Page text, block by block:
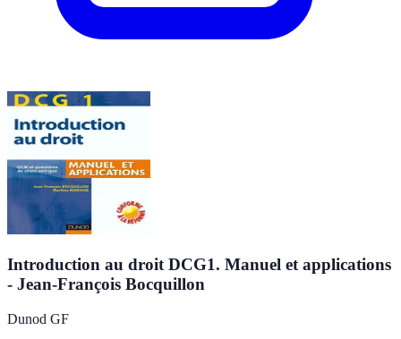
Introduction au droit DCG1. Manuel et applications
- Jean-François Bocquillon
Dunod GF